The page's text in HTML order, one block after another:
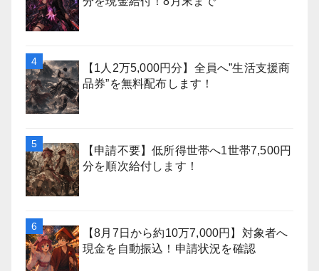
【1人2万5,000円分】全員へ”生活支援商
品券”を無料配布します！
【申請不要】低所得世帯へ1世帯7,500円
分を順次給付します！
【8月7日から約10万7,000円】対象者へ
現金を自動振込！申請状況を確認